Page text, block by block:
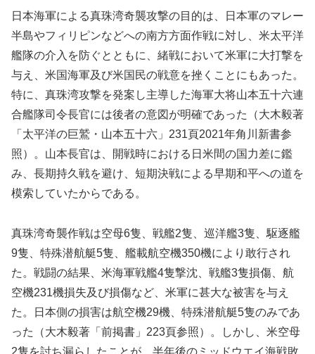
日本海軍による真珠湾奇襲攻撃の目的は、日本軍のマレー
半島やフィリピンなどへの南方方面作戦に対し、米太平洋
艦隊の介入を防ぐとともに、緒戦において米軍に大打撃を
与え、米国海軍及び米国民の戦意を挫くことにもあった。
特に、真珠湾攻撃を発案し主導した海軍大将山本五十六連
合艦隊司令長官には後者の意図が明確であった（大木毅著
「太平洋の巨鷲・山本五十六」231頁2021年角川新書参
照）。山本長官は、開戦時における日米間の国力差に鑑
み、長期持久戦を避け、短期決戦による早期和平への道を
模索していたからである。
真珠湾奇襲作戦は空母6隻、戦艦2隻、巡洋艦3隻、駆逐艦
9隻、特殊潜航艇5隻、艦載航空機350機により敢行され
た。戦闘の結果、米海軍戦艦4隻撃沈、戦艦3隻損傷、航
空機231機損失及び損傷など、米軍に甚大な被害を与え
た。日本側の損害は航空機29機、特殊潜航艇5隻のみであ
った（大木毅著「前掲書」223頁参照）。しかし、米空母
2隻を討ち漏らしたことが、半年後のミッドウエイ海戦敗